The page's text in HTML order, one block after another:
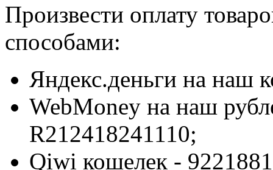
Произвести оплату
способами:
Яндекс.деньги на наш
WebMoney на наш
R212418241110;
Qiwi кошелек -